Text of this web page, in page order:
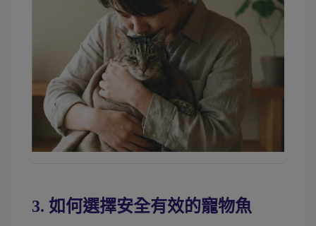
3. 如何選擇安全有效的寵物魚